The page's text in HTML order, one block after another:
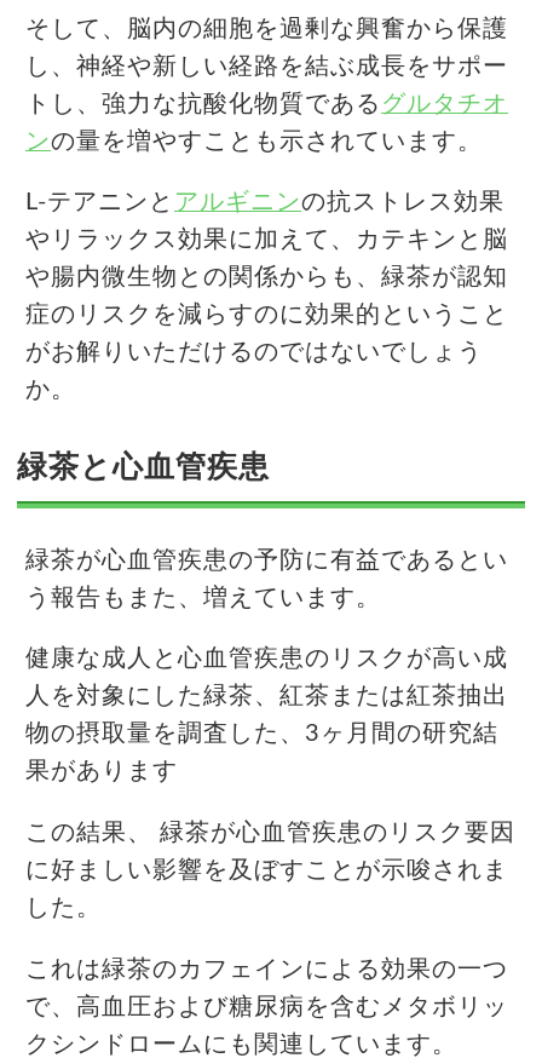
そして、脳内の細胞を過剰な興奮から保護
し、神経や新しい経路を結ぶ成長をサポー
トし、強力な抗酸化物質である グルタチオ
ンの量を増やすことも示されています。
L-テアニンと アルギニンの抗ストレス効果
やリラックス効果に加えて、カテキンと脳
や腸内微生物との関係からも、緑茶が認知
症のリスクを減らすのに効果的ということ
がお解りいただけるのではないでしょう
か。
緑茶と心血管疾患
緑茶が心血管疾患の予防に有益であるとい
う報告もまた、増えています。
健康な成人と心血管疾患のリスクが高い成
人を対象にした緑茶、紅茶または紅茶抽出
物の摂取量を調査した、3ヶ月間の研究結
果があります
この結果、 緑茶が心血管疾患のリスク要因
に好ましい影響を及ぼすことが示唆されま
した。
これは緑茶のカフェインによる効果の一つ
で、高血圧および糖尿病を含むメタボリッ
クシンドロームにも関連しています。